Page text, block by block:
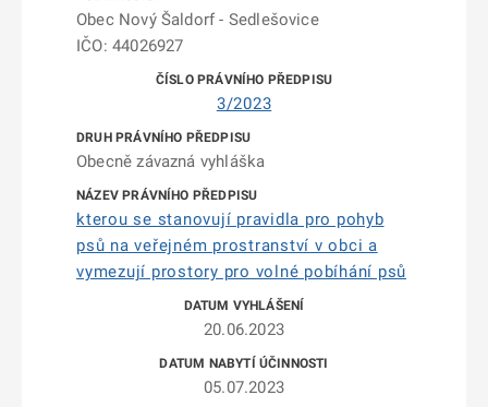
Obec Nový Šaldorf - Sedlešovice
IČO: 44026927
3/2023
Obecně závazná vyhláška
kterou se stanovují pravidla pro pohyb
psů na veřejném prostranství v obci a
vymezují prostory pro volné pobíhání psů
20.06.2023
05.07.2023